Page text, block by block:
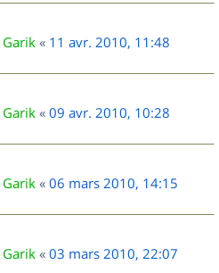
Garik « 11 avr. 2010, 11:48
Garik « 09 avr. 2010, 10:28
Garik « 06 mars 2010, 14:15
Garik « 03 mars 2010, 22:07